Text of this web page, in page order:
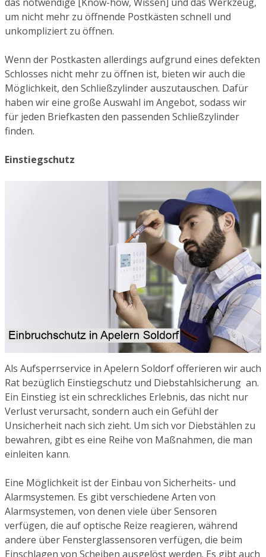
um nicht mehr zu öffnende Postkästen schnell und
unkompliziert zu öffnen.
Wenn der Postkasten allerdings aufgrund eines defekten
Schlosses nicht mehr zu öffnen ist, bieten wir auch die
Möglichkeit, den Schließzylinder auszutauschen. Dafür
haben wir eine große Auswahl im Angebot, sodass wir
für jeden Briefkasten den passenden Schließzylinder
finden.
Einstiegschutz
Als Aufsperrservice in Apelern Soldorf offerieren wir auch
Rat bezüglich Einstiegschutz und Diebstahlsicherung an.
Ein Einstieg ist ein schreckliches Erlebnis, das nicht nur
Verlust verursacht, sondern auch ein Gefühl der
Unsicherheit nach sich zieht. Um sich vor Diebstählen zu
bewahren, gibt es eine Reihe von Maßnahmen, die man
einleiten kann.
Eine Möglichkeit ist der Einbau von Sicherheits- und
Alarmsystemen. Es gibt verschiedene Arten von
Alarmsystemen, von denen viele über Sensoren
verfügen, die auf optische Reize reagieren, während
andere über Fensterglassensoren verfügen, die beim
Einschlagen von Scheiben ausgelöst werden. Es gibt auch